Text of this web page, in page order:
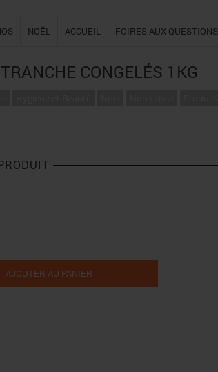
NOËL ACCUEIL FOIRES AUX QUESTIONS
CONGELÉS 1KG
AJOUTER AU PANIER